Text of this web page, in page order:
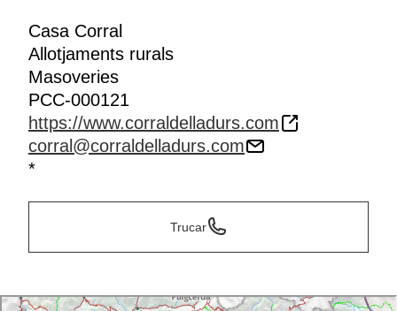
Casa Corral
Allotjaments rurals
Masoveries
PCC-000121
https://www.corraldelladurs.com
corral@corraldelladurs.com
*
Trucar